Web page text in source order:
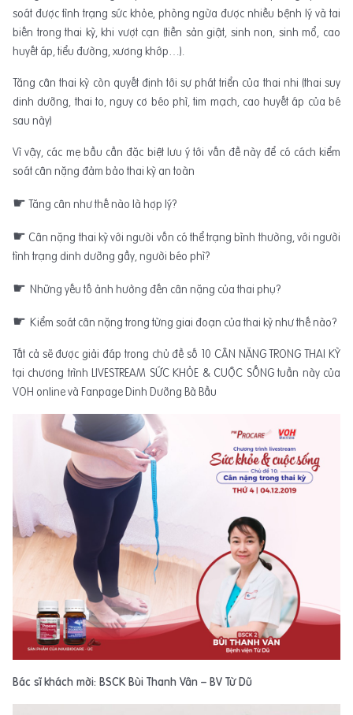
soát được tình trạng sức khỏe, phòng ngừa được nhiều bệnh lý và tai
biến trong thai kỳ, khi vượt cạn (tiền sản giật, sinh non, sinh mổ, cao
huyết áp, tiểu đường, xương khớp…).
Tăng cân thai kỳ còn quyết định tới sự phát triển của thai nhi (thai suy
dinh dưỡng, thai to, nguy cơ béo phì, tim mạch, cao huyết áp của bé
sau này)
Vì vậy, các mẹ bầu cần đặc biệt lưu ý tới vấn đề này để có cách kiểm
soát cân nặng đảm bảo thai kỳ an toàn
☛ Tăng cân như thế nào là hợp lý?
☛ Cân nặng thai kỳ với người vốn có thể trạng bình thường, với người
tình trạng dinh dưỡng gầy, người béo phì?
☛ Những yếu tố ảnh hưởng đến cân nặng của thai phụ?
☛ Kiểm soát cân nặng trong từng giai đoạn của thai kỳ như thế nào?
Tất cả sẽ được giải đáp trong chủ đề số 10 CÂN NẶNG TRONG THAI KỲ
tại chương trình LIVESTREAM SỨC KHỎE & CUỘC SỐNG tuần này của
VOH online và Fanpage Dinh Dưỡng Bà Bầu
Bác sĩ khách mời: BSCK Bùi Thanh Vân – BV Từ Dũ